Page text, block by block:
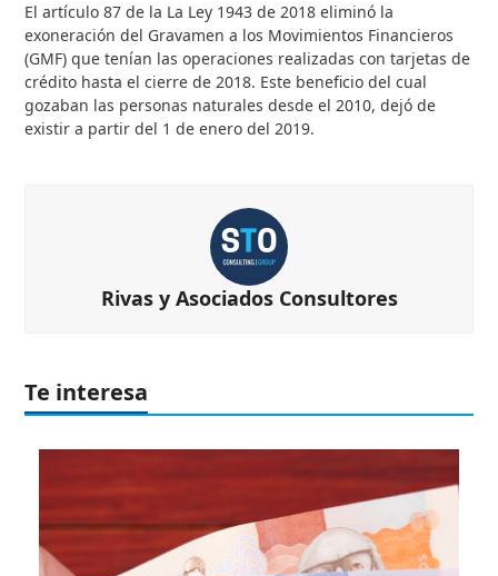
El artículo 87 de la La Ley 1943 de 2018 eliminó la
exoneración del Gravamen a los Movimientos Financieros
(GMF) que tenían las operaciones realizadas con tarjetas de
crédito hasta el cierre de 2018. Este beneficio del cual
gozaban las personas naturales desde el 2010, dejó de
existir a partir del 1 de enero del 2019.
Rivas y Asociados Consultores
Te interesa